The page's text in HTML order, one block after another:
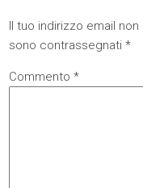
Il tuo indirizzo email
sono contrassegnati*
Commento*